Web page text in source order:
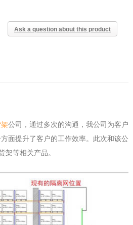
Ask a question about this product
公司，通过多次的沟通，我公司为客户
面提升了客户的工作效率。此次和该公
等相关产品。